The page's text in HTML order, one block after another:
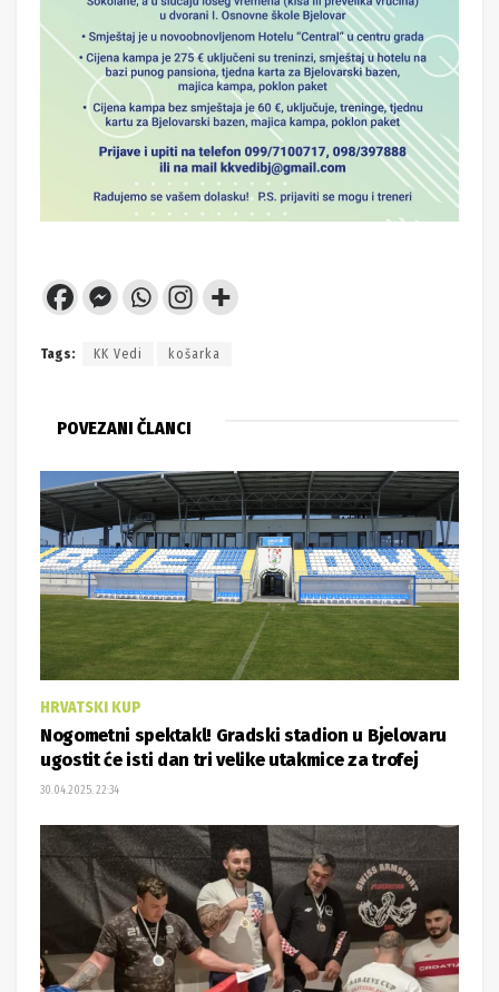
Tags: KK Vedi košarka
POVEZANI ČLANCI
HRVATSKI KUP
Nogometni spektakl! Gradski stadion u Bjelovaru
ugostit će isti dan tri velike utakmice za trofej
30.04.2025. 22:34